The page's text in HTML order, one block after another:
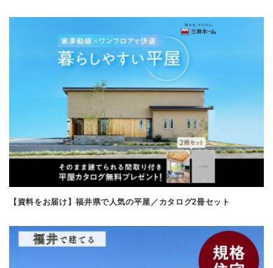
【資料をお届け】福井県で人気の平屋／カタログ2冊セット